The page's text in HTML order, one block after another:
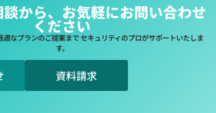
から、お気軽にお問い合わせ
ください
なプランのご提案まで セキュリティのプロがサポートいたしま
す。
資料請求